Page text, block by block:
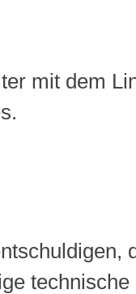
mit dem